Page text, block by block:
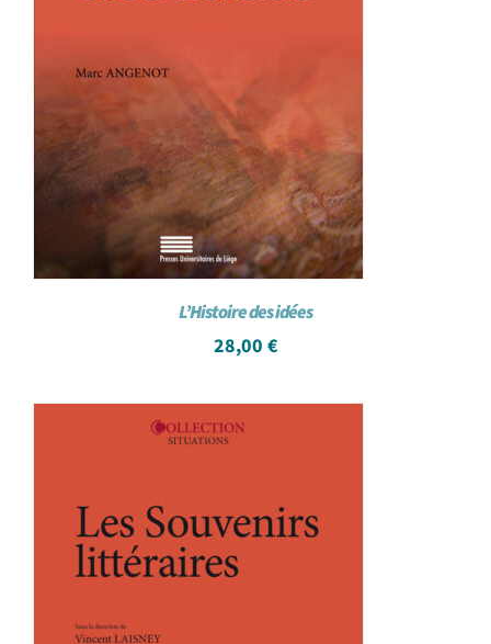
L’Histoire des idées
28,00 €